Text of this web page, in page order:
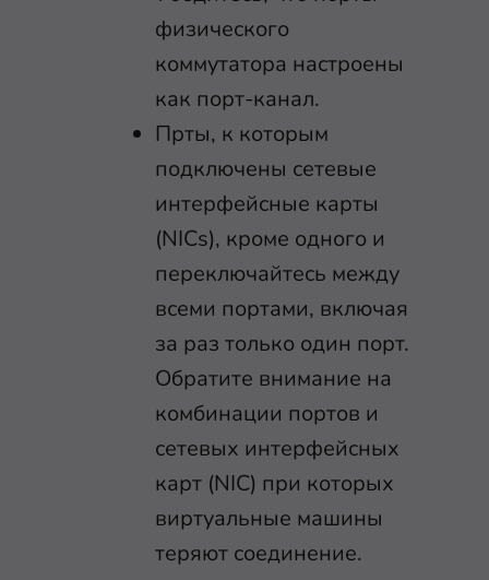
физического
коммутатора настроены
как порт-канал.
Прты, к которым
подключены сетевые
интерфейсные карты
(NICs), кроме одного и
переключайтесь между
всеми портами, включая
за раз только один порт.
Обратите внимание на
комбинации портов и
сетевых интерфейсных
карт (NIC) при которых
виртуальные машины
теряют соединение.